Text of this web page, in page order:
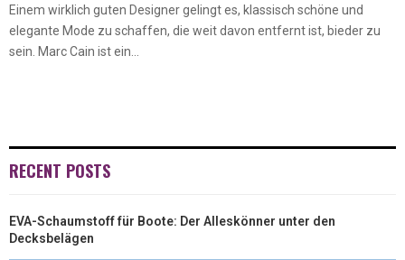
Einem wirklich guten Designer gelingt es, klassisch schöne und
elegante Mode zu schaffen, die weit davon entfernt ist, bieder zu
sein. Marc Cain ist ein...
RECENT POSTS
EVA-Schaumstoff für Boote: Der Alleskönner unter den
Decksbelägen